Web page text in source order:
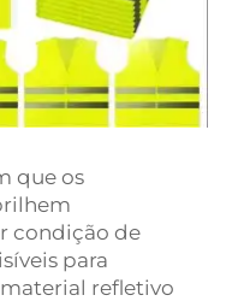
que os
condição de
para
refletivo